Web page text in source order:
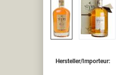
Hersteller/Importeur: